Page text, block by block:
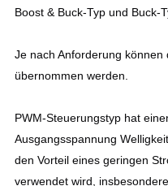
Boost & Buck-Typ und Buck-
Je nach Anforderung können
übernommen werden.
PWM-Steuerungstyp hat
Ausgangsspannung
den Vorteil eines geringen
verwendet wird,